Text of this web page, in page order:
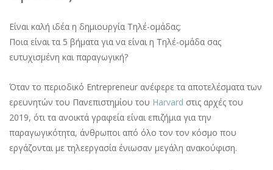
Είναι καλή ιδέα η δημιουργία Τηλέ-ομάδας;
Ποια είναι τα 5 βήματα για να είναι η Τηλέ-ομάδα σας
ευτυχισμένη και παραγωγική?
Όταν το περιοδικό Entrepreneur ανέφερε τα αποτελέσματα των
ερευνητών του Πανεπιστημίου του Harvard στις αρχές του
2019, ότι τα ανοικτά γραφεία είναι επιζήμια για την
παραγωγικότητα, άνθρωποι από όλο τον τον κόσμο που
εργάζονται με τηλεεργασία ένιωσαν μεγάλη ανακούφιση.